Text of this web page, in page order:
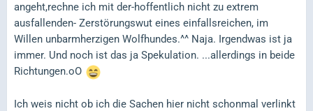
angeht,rechne ich mit der-hoffentlich nicht zu extrem
ausfallenden- Zerstörungswut eines einfallsreichen, im
Willen unbarmherzigen Wolfhundes.^^ Naja. Irgendwas ist ja
immer. Und noch ist das ja Spekulation. ...allerdings in beide
Richtungen.oO
Ich weis nicht ob ich die Sachen hier nicht schonmal verlinkt